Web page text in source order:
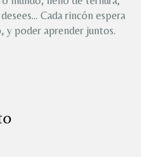
Cada rincón espera
y poder aprender juntos.